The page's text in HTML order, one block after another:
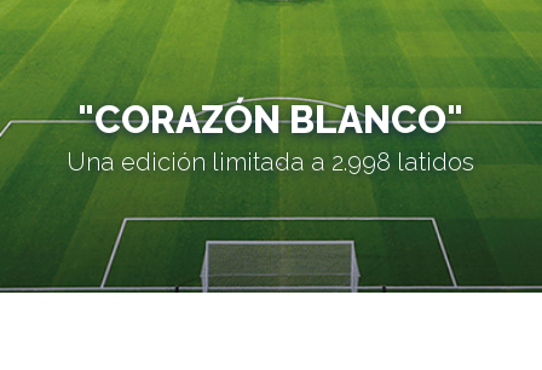
"CORAZÓN BLANCO"
Una edición limitada a 2.998 latidos